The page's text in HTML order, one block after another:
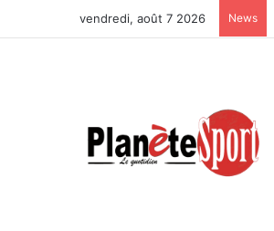
vendredi, août 7 2026 News